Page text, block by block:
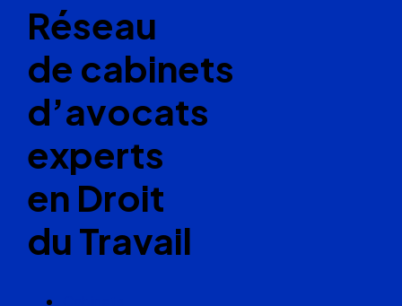
Réseau
de cabinets
d’avocats
experts
en Droit
du Travail